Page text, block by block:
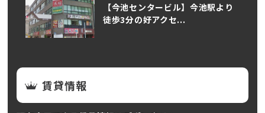
【今池センタービル】今池駅より
徒歩3分の好アクセ...
賃貸情報